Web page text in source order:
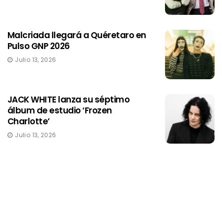
Malcriada llegará a Quéretaro en
Pulso GNP 2026
Julio 13, 2026
JACK WHITE lanza su séptimo
álbum de estudio ‘Frozen
Charlotte’
Julio 13, 2026